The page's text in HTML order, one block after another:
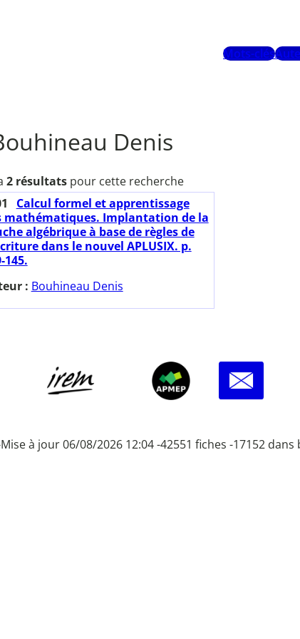
Mots-clés
Denis
2 résultats pour cette recherche
Calcul formel et apprentissage
mathématiques. Implantation de la
algébrique à base de règles de
dans le nouvel APLUSIX. p.
145.
: Bouhineau Denis
Mise à jour 06/08/2026 12:04 -42551 fiches -17152